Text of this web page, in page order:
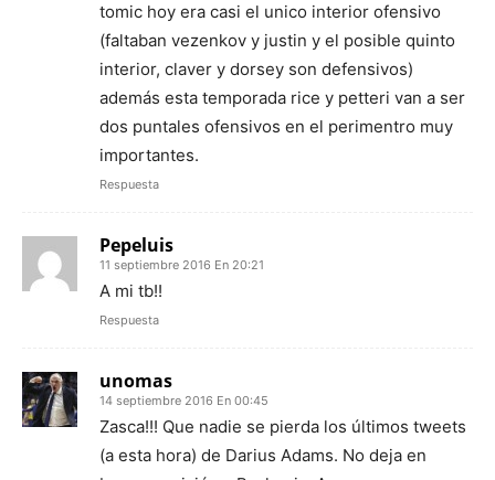
tomic hoy era casi el unico interior ofensivo
(faltaban vezenkov y justin y el posible quinto
interior, claver y dorsey son defensivos)
además esta temporada rice y petteri van a ser
dos puntales ofensivos en el perimentro muy
importantes.
Respuesta
Pepeluis
11 septiembre 2016 En 20:21
A mi tb!!
Respuesta
unomas
14 septiembre 2016 En 00:45
Zasca!!! Que nadie se pierda los últimos tweets
(a esta hora) de Darius Adams. No deja en